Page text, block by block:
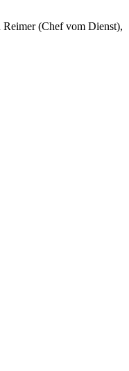
Reimer (Chef vom Dienst),